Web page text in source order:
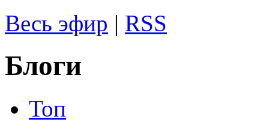
Весь эфир | RSS
Блоги
Топ